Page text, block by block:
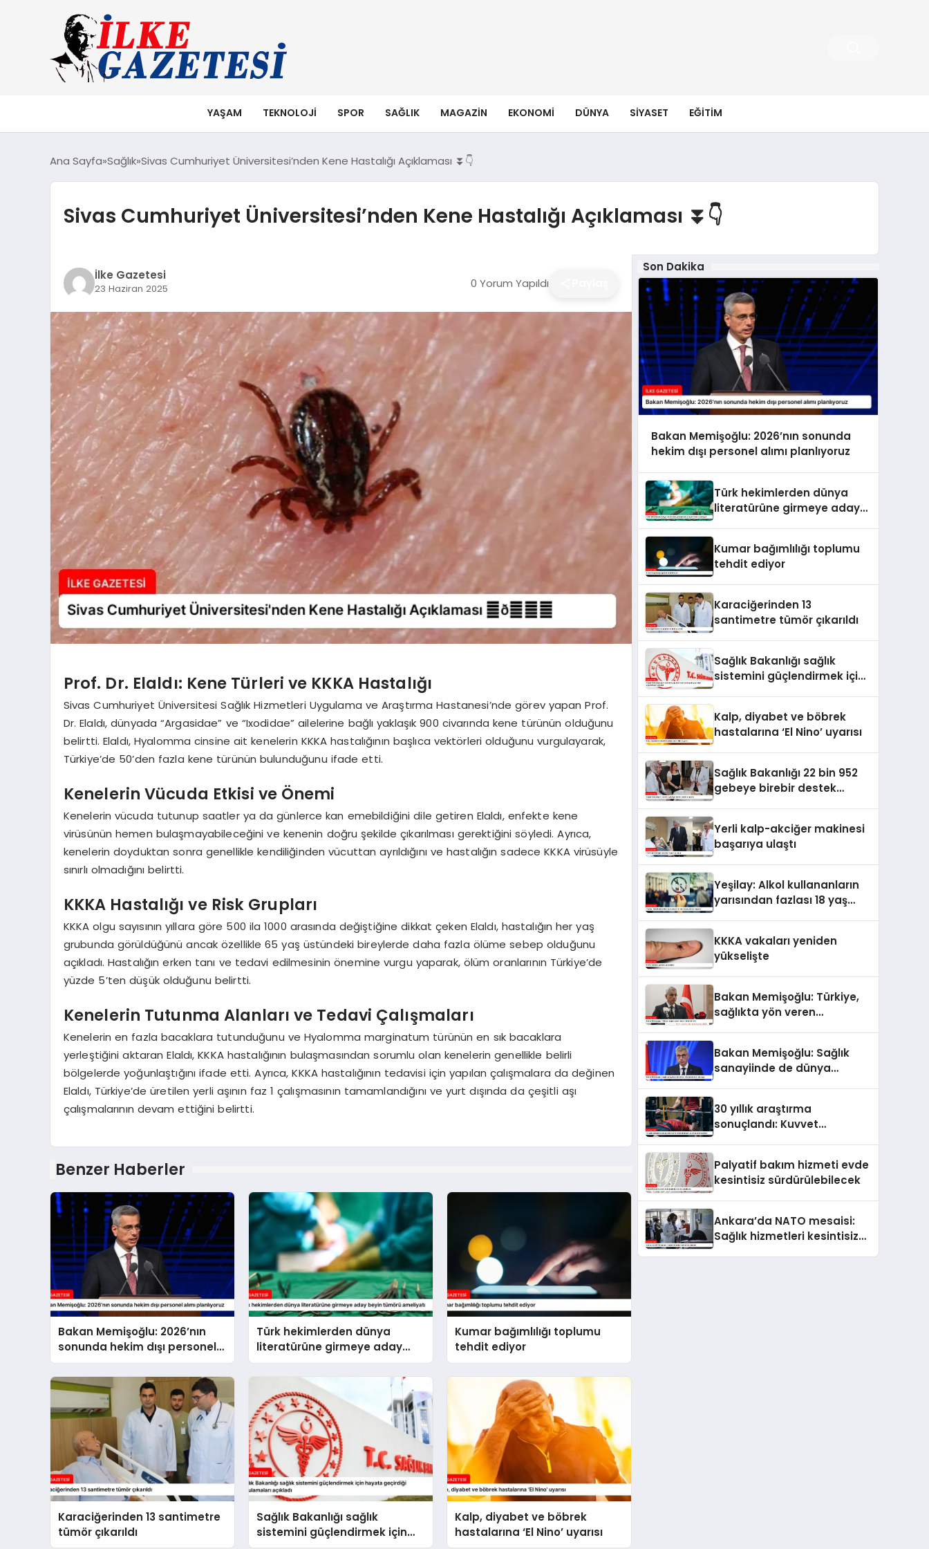
YAŞAM TEKNOLOJI SPOR SAĞLIK MAGAZIN EKONOMI DÜNYA SIYASET EĞITIM
Ana Sayfa Sağlık Sivas Cumhuriyet Üniversitesi’nden Kene Hastalığı Açıklaması ⏬👇
Sivas Cumhuriyet Üniversitesi’nden Kene Hastalığı Açıklaması ⏬👇
İlke Gazetesi
23 Haziran 2025 0 Yorum Yapıldı
Prof. Dr. Elaldı: Kene Türleri ve KKKA Hastalığı
Sivas Cumhuriyet Üniversitesi Sağlık Hizmetleri Uygulama ve Araştırma Hastanesi’nde görev yapan Prof.
Dr. Elaldı, dünyada “Argasidae” ve “Ixodidae” ailelerine bağlı yaklaşık 900 civarında kene türünün olduğunu
belirtti. Elaldı, Hyalomma cinsine ait kenelerin KKKA hastalığının başlıca vektörleri olduğunu vurgulayarak,
Türkiye’de 50’den fazla kene türünün bulunduğunu ifade etti.
Kenelerin Vücuda Etkisi ve Önemi
Kenelerin vücuda tutunup saatler ya da günlerce kan emebildiğini dile getiren Elaldı, enfekte kene
virüsünün hemen bulaşmayabileceğini ve kenenin doğru şekilde çıkarılması gerektiğini söyledi. Ayrıca,
kenelerin doyduktan sonra genellikle kendiliğinden vücuttan ayrıldığını ve hastalığın sadece KKKA virüsüyle
sınırlı olmadığını belirtti.
KKKA Hastalığı ve Risk Grupları
KKKA olgu sayısının yıllara göre 500 ila 1000 arasında değiştiğine dikkat çeken Elaldı, hastalığın her yaş
grubunda görüldüğünü ancak özellikle 65 yaş üstündeki bireylerde daha fazla ölüme sebep olduğunu
açıkladı. Hastalığın erken tanı ve tedavi edilmesinin önemine vurgu yaparak, ölüm oranlarının Türkiye’de
yüzde 5’ten düşük olduğunu belirtti.
Kenelerin Tutunma Alanları ve Tedavi Çalışmaları
Kenelerin en fazla bacaklara tutunduğunu ve Hyalomma marginatum türünün en sık bacaklara
yerleştiğini aktaran Elaldı, KKKA hastalığının bulaşmasından sorumlu olan kenelerin genellikle belirli
bölgelerde yoğunlaştığını ifade etti. Ayrıca, KKKA hastalığının tedavisi için yapılan çalışmalara da değinen
Elaldı, Türkiye’de üretilen yerli aşının faz 1 çalışmasının tamamlandığını ve yurt dışında da çeşitli aşı
çalışmalarının devam ettiğini belirtti.
Benzer Haberler
Bakan Memişoğlu: 2026’nın
sonunda hekim dışı personel
alımı planlıyoruz
Türk hekimlerden dünya
literatürüne girmeye aday
beyin tümörü ameliyatı
Kumar bağımlılığı toplumu
tehdit ediyor
Karaciğerinden 13 santimetre
tümör çıkarıldı
Sağlık Bakanlığı sağlık
sistemini güçlendirmek için
Kalp, diyabet ve böbrek
hastalarına ‘El Nino’ uyarısı
Son Dakika
Bakan Memişoğlu: 2026’nın sonunda
hekim dışı personel alımı planlıyoruz
Türk hekimlerden dünya
literatürüne girmeye aday
Kumar bağımlılığı toplumu
tehdit ediyor
Karaciğerinden 13
santimetre tümör çıkarıldı
Sağlık Bakanlığı sağlık
sistemini güçlendirmek için
Kalp, diyabet ve böbrek
hastalarına ‘El Nino’ uyarısı
Sağlık Bakanlığı 22 bin 952
gebeye birebir destek
Yerli kalp-akciğer makinesi
başarıya ulaştı
Yeşilay: Alkol kullananların
yarısından fazlası 18 yaş
KKKA vakaları yeniden
yükselişte
Bakan Memişoğlu: Türkiye,
sağlıkta yön veren
Bakan Memişoğlu: Sağlık
sanayiinde de dünya
30 yıllık araştırma
sonuçlandı: Kuvvet
Palyatif bakım hizmeti evde
kesintisiz sürdürülebilecek
Ankara’da NATO mesaisi:
Sağlık hizmetleri kesintisiz